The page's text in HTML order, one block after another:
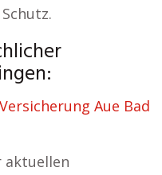
Versicherung Aue Bad
aktuellen